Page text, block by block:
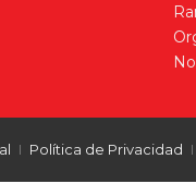
Política de Privacidad